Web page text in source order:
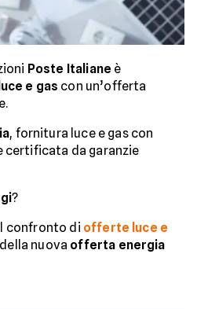
Poste Italiane è
luce e gas con un’offerta
, fornitura luce e gas con
certificata da garanzie
?
confronto di offerte luce e
nuova offerta energia